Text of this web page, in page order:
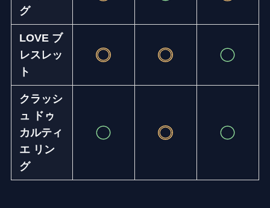
グ
LOVE ブ
レスレッ
ト
クラッシ
ュ ドゥ
カルティ
エ リン
グ